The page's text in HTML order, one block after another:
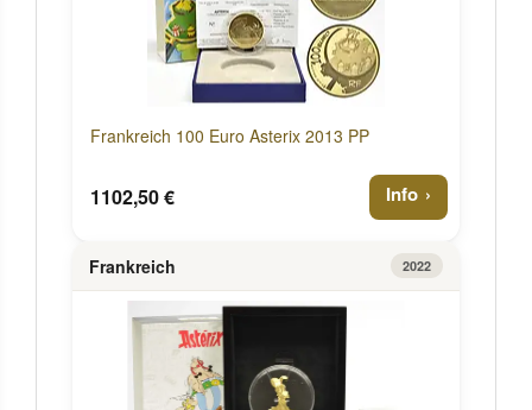
Frankreich 100 Euro Asterix 2013 PP
1102,50 € Info
Frankreich 2022